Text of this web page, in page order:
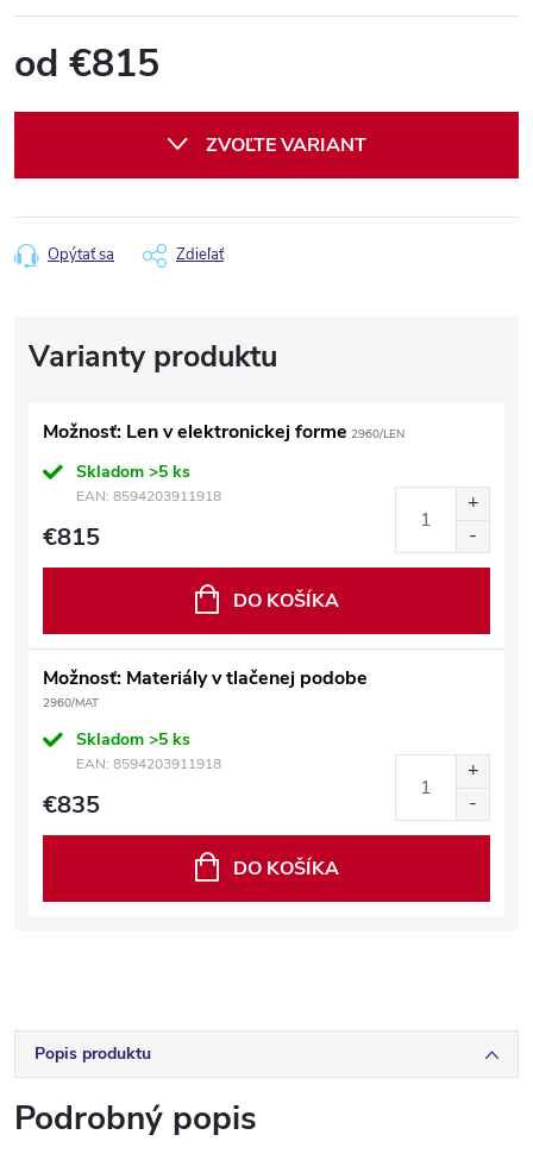
od €815
ZVOĽTE VARIANT
Opýtať sa Zdieľať
Možnosť: Len v elektronickej forme 2960/LEN
Skladom >5 ks
EAN: 8594203911918
€815
DO KOŠÍKA
Možnosť: Materiály v tlačenej podobe
2960/MAT
Skladom >5 ks
EAN: 8594203911918
€835
DO KOŠÍKA
Popis produktu
Podrobný popis